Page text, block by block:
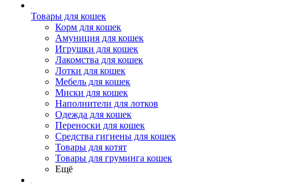
Товары для кошек
Корм для кошек
Амуниция для кошек
Игрушки для кошек
Лакомства для кошек
Лотки для кошек
Мебель для кошек
Миски для кошек
Наполнители для лотков
Одежда для кошек
Переноски для кошек
Средства гигиены для кошек
Товары для котят
Товары для груминга кошек
Ещё